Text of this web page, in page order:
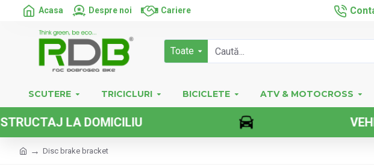
Acasa Despre noi Cariere
Toate
SCUTERE TRICICLURI BICICLETE ATV & MOTOCROSS
LA DOMICILIU VEHICULE
Disc brake bracket